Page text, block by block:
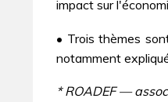
impact sur
• Trois thèmes
notamment
* ROADEF —